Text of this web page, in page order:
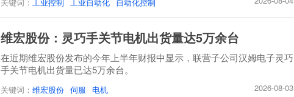
维宏股份：灵巧手关节电机出货量达5万余台
在近期维宏股份发布的今年上半年财报中显示，联营子公司汉姆电子灵巧
手关节电机出货量已达5万余台。
关键词： 维宏股份 伺服 电机 2026-08-03